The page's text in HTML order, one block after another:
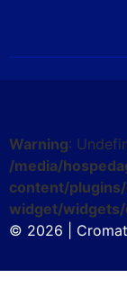
Warning:
/media/
content/
widget/
© 2026 |